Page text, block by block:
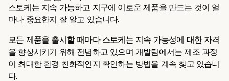
스토케는 지속 가능하고 지구에 이로운 제품을 만드는 것이 얼
마나 중요한지 잘 알고 있습니다.
모든 제품을 출시할 때마다 스토케는 지속 가능성에 대한 자격
을 향상시키기 위해 전념하고 있으며 개발팀에서는 제조 과정
이 최대한 환경 친화적인지 확인하는 방법을 계속 찾고 있습니
다.